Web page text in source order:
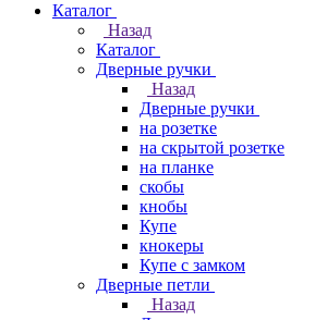
Каталог
Назад
Каталог
Дверные ручки
Назад
Дверные ручки
на розетке
на скрытой розетке
на планке
скобы
кнобы
Купе
кнокеры
Купе с замком
Дверные петли
Назад